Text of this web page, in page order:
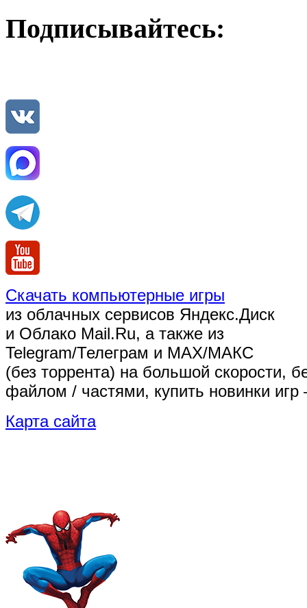
Подписывайтесь:
Скачать компьютерные игры
из облачных сервисов Яндекс.Диск
и Облако Mail.Ru, а также из
Telegram/Телеграм и MAX/МАКС
(без торрента) на большой скорости,
файлом / частями, купить новинки
Карта сайта